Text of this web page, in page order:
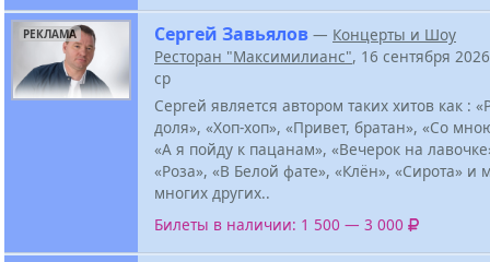
РЕКЛАМА Сергей Завьялов — Концерты и Шоу
Ресторан "Максимилианс", 16 сентября
ср
Сергей является автором таких хитов как :
доля», «Хоп-хоп», «Привет, братан», «Со
«А я пойду к пацанам», «Вечерок на
«Роза», «В Белой фате», «Клён», «Сирота» и
многих других..
Билеты в наличии: 1 500 — 3 000